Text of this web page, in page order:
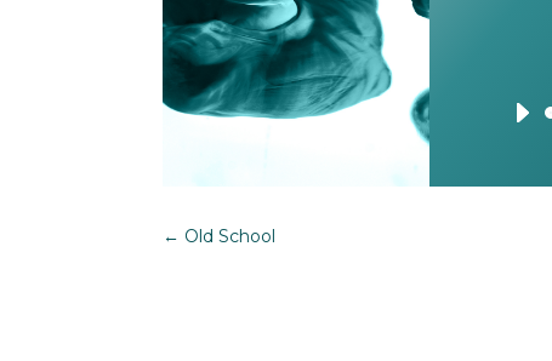
← Old School